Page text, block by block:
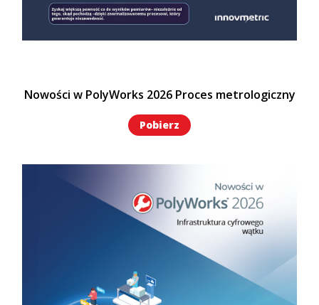
Nowości w PolyWorks 2026 Proces metrologiczny
Pobierz